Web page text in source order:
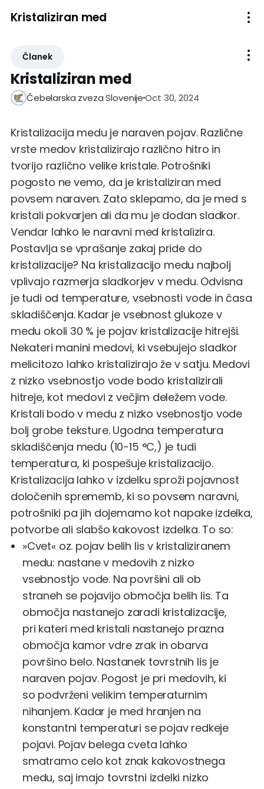
Kristaliziran med
Članek
Kristaliziran med
Čebelarska zveza SlovenijeOct 30, 2024
Kristalizacija medu je naraven pojav. Različne
vrste medov kristalizirajo različno hitro in
tvorijo različno velike kristale. Potrošniki
pogosto ne vemo, da je kristaliziran med
povsem naraven. Zato sklepamo, da je med s
kristali pokvarjen ali da mu je dodan sladkor.
Vendar lahko le naravni med kristalizira.
Postavlja se vprašanje zakaj pride do
kristalizacije? Na kristalizacijo medu najbolj
vplivajo razmerja sladkorjev v medu. Odvisna
je tudi od temperature, vsebnosti vode in časa
skladiščenja. Kadar je vsebnost glukoze v
medu okoli 30 % je pojav kristalizacije hitrejši.
Nekateri manini medovi, ki vsebujejo sladkor
melicitozo lahko kristalizirajo že v satju. Medovi
z nizko vsebnostjo vode bodo kristalizirali
hitreje, kot medovi z večjim deležem vode.
Kristali bodo v medu z nizko vsebnostjo vode
bolj grobe teksture. Ugodna temperatura
skladiščenja medu (10-15 °C,) je tudi
temperatura, ki pospešuje kristalizacijo.
Kristalizacija lahko v izdelku sproži pojavnost
določenih sprememb, ki so povsem naravni,
potrošniki pa jih dojemamo kot napake izdelka,
potvorbe ali slabšo kakovost izdelka. To so:
»Cvet« oz. pojav belih lis v kristaliziranem
medu: nastane v medovih z nizko
vsebnostjo vode. Na površini ali ob
straneh se pojavijo območja belih lis. Ta
območja nastanejo zaradi kristalizacije,
pri kateri med kristali nastanejo prazna
območja kamor vdre zrak in obarva
površino belo. Nastanek tovrstnih lis je
naraven pojav. Pogost je pri medovih, ki
so podvrženi velikim temperaturnim
nihanjem. Kadar je med hranjen na
konstantni temperaturi se pojav redkeje
pojavi. Pojav belega cveta lahko
smatramo celo kot znak kakovostnega
medu, saj imajo tovrstni izdelki nizko